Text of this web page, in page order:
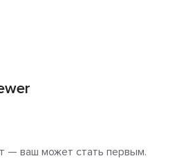
— ваш может стать первым.